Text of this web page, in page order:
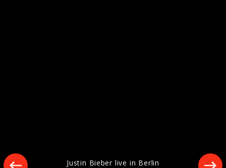
Justin Bieber live in Berlin